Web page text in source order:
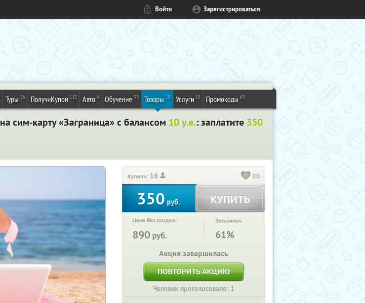
Войти Зарегистрироваться
Туры 26 ПолучиКупон 112 Авто 4 Обучение 33 Товары 28 Услуги 18 Промокоды 63
на сим-карту «Заграница» с балансом 10 у.е.: заплатите 350
Купили: 16 (0)
350 руб. КУПИТЬ
Цена без скидки:
890 руб.
Экономия:
61%
Акция завершилась
ПОВТОРИТЬ АКЦИЮ
Человек проголосовало: 1